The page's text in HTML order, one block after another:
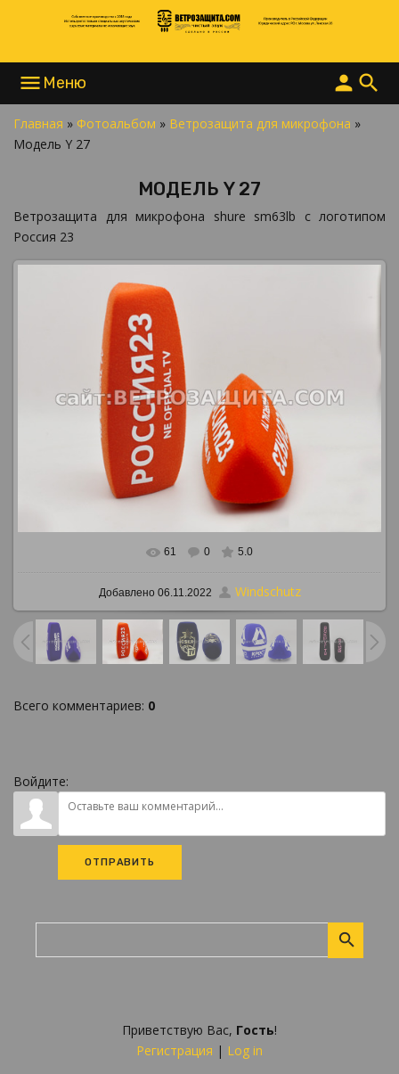
menu search
person
Приветствую Вас, Гость!
Регистрация | Log in
Главная » Фотоальбом » Ветрозащита для микрофона »
Модель Y 27
МОДЕЛЬ Y 27
Ветрозащита для микрофона shure sm63lb с логотипом
Россия 23
В реальном размере 886x650
61 0 5.0
Добавлено 06.11.2022 Windschutz
Всего комментариев: 0
Войдите:
ОТПРАВИТЬ